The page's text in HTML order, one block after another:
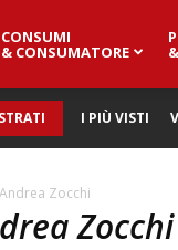
CONSUMI
& CONSUMATORE
I PIÙ VISTI
Andrea Zocchi
Zocchi